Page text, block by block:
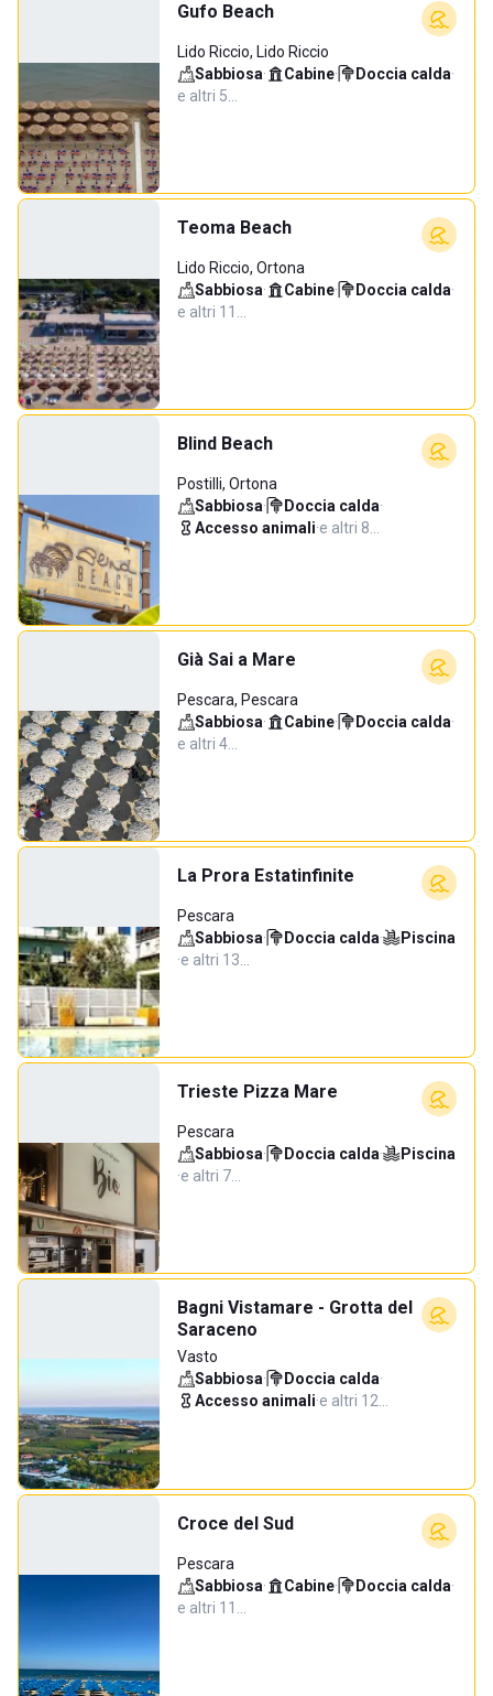
Gufo Beach
Lido Riccio, Lido Riccio
Sabbiosa· Cabine· Doccia calda·
e altri 5…
Teoma Beach
Lido Riccio, Ortona
Sabbiosa· Cabine· Doccia calda·
e altri 11…
Blind Beach
Postilli, Ortona
Sabbiosa· Doccia calda·
Accesso animali·e altri 8…
Già Sai a Mare
Pescara, Pescara
Sabbiosa· Cabine· Doccia calda·
e altri 4…
La Prora Estatinfinite
Pescara
Sabbiosa· Doccia calda·
Piscina
·e altri 13…
Trieste Pizza Mare
Pescara
Sabbiosa· Doccia calda·
Piscina
·e altri 7…
Bagni Vistamare - Grotta del
Saraceno
Vasto
Sabbiosa· Doccia calda·
Accesso animali·e altri 12…
Croce del Sud
Pescara
Sabbiosa· Cabine· Doccia calda·
e altri 11…